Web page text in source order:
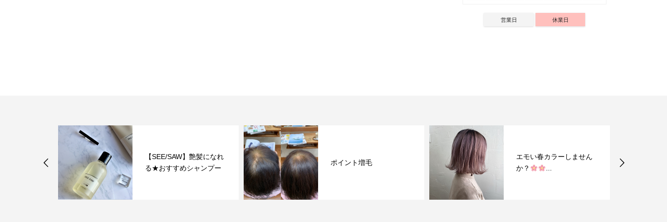
営業日 休業日
【SEE/SAW】艶髪になれ
る★おすすめシャンプー
ポイント増毛
エモい春カラーしません
か？